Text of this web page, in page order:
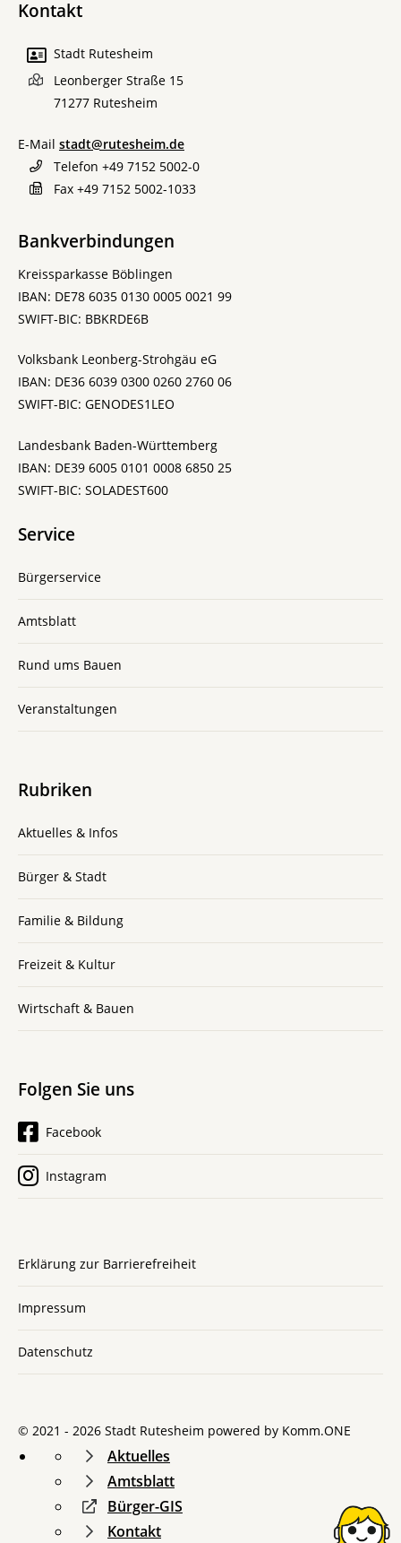
Kontakt
Stadt Rutesheim
Leonberger Straße 15
71277 Rutesheim
E-Mail stadt@rutesheim.de
Telefon +49 7152 5002-0
Fax +49 7152 5002-1033
Bankverbindungen
Kreissparkasse Böblingen
IBAN: DE78 6035 0130 0005 0021 99
SWIFT-BIC: BBKRDE6B
Volksbank Leonberg-Strohgäu eG
IBAN: DE36 6039 0300 0260 2760 06
SWIFT-BIC: GENODES1LEO
Landesbank Baden-Württemberg
IBAN: DE39 6005 0101 0008 6850 25
SWIFT-BIC: SOLADEST600
Service
Bürgerservice
Amtsblatt
Rund ums Bauen
Veranstaltungen
Rubriken
Aktuelles & Infos
Bürger & Stadt
Familie & Bildung
Freizeit & Kultur
Wirtschaft & Bauen
Folgen Sie uns
Facebook
Instagram
Erklärung zur Barrierefreiheit
Impressum
Datenschutz
© 2021 - 2026 Stadt Rutesheim powered by Komm.ONE
Aktuelles
Amtsblatt
Bürger-GIS
Kontakt